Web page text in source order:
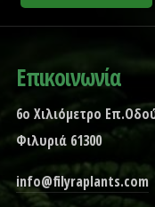
Επικοινωνία
6ο Χιλιόμετρο
Φιλυριά 61300
info@filyraplants.com